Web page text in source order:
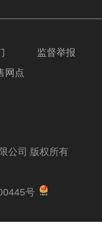
监督举报
网点
公司 版权所有
号